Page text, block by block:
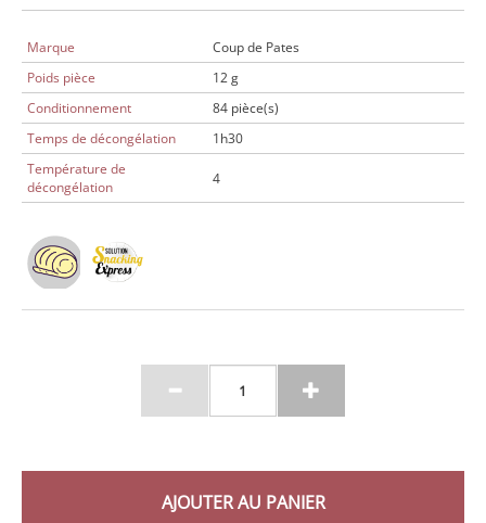
Marque
Coup de Pates
Poids pièce
12 g
Conditionnement
84 pièce(s)
Temps de décongélation
1h30
Température de
décongélation
4
AJOUTER AU PANIER